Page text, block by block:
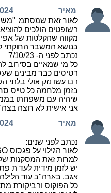
מאיר
לאור זאת שמסתמן
השופטים הולכים
מקווה שהקלטות של אפי
בנושא המשבר החוקתי
נכתב לפני ה- 7/10/23
כל מי שמאיים בסירוב
הטיסים כבר מבינים
הם עשו נזק אולי בלתי
בזמן מלחמה כל טייס
שיהיה עם משפחתו
אני אישית לא רוצה
מאיר
נכתב לפני שנים:
לאור הגילוי על פגסוס NSO והרעש שנוצר עקב כך, הוקמה ועדת מררי כבודקת ולא כחוקרת. כזכור נתנו לחתול לשמור על השמנת. יש לזכור מה היה תפקידה של מררי לפני הקמת הוועדה.
למרות זאת המסקנות
יש לזמן מידית לעדות
אגב, בארה"ב עוד הלילה
כל הפוקוס והביקורת